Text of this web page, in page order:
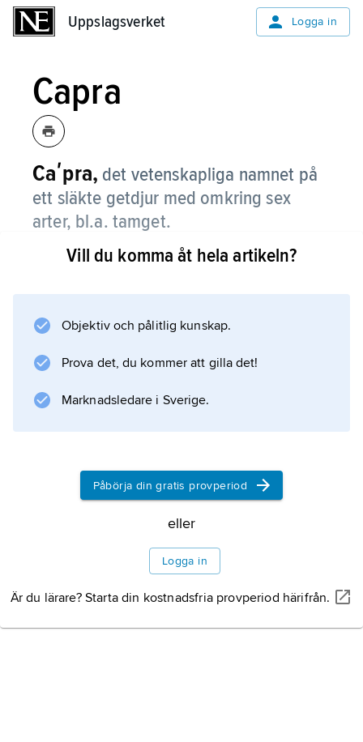
Uppslagsverket Logga in
Capra
Caʹpra, det vetenskapliga namnet på
ett släkte getdjur med omkring sex
arter, bl.a. tamget.
Information om artikeln
Vill du komma åt hela artikeln?
Objektiv och pålitlig kunskap.
Prova det, du kommer att gilla det!
Marknadsledare i Sverige.
Påbörja din gratis provperiod
eller
Logga in
Är du lärare? Starta din kostnadsfria provperiod härifrån.